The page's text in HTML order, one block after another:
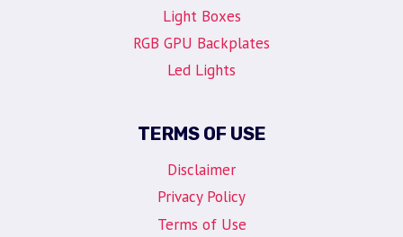
Light Boxes
RGB GPU Backplates
Led Lights
TERMS OF USE
Disclaimer
Privacy Policy
Terms of Use